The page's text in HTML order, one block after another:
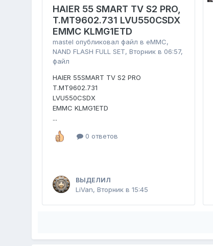
HAIER 55 SMART TV S2 PRO,
T.MT9602.731 LVU550CSDX
EMMC KLMG1ETD
mastel опубликовал файл в eMMC,
NAND FLASH FULL SET,Вторник в 06:57,
файл
HAIER 55SMART TV S2 PRO
T.MT9602.731
LVU550CSDX
EMMC KLMG1ETD
...
0 ответов
ВЫДЕЛИЛ
LiVan,Вторник в 15:45